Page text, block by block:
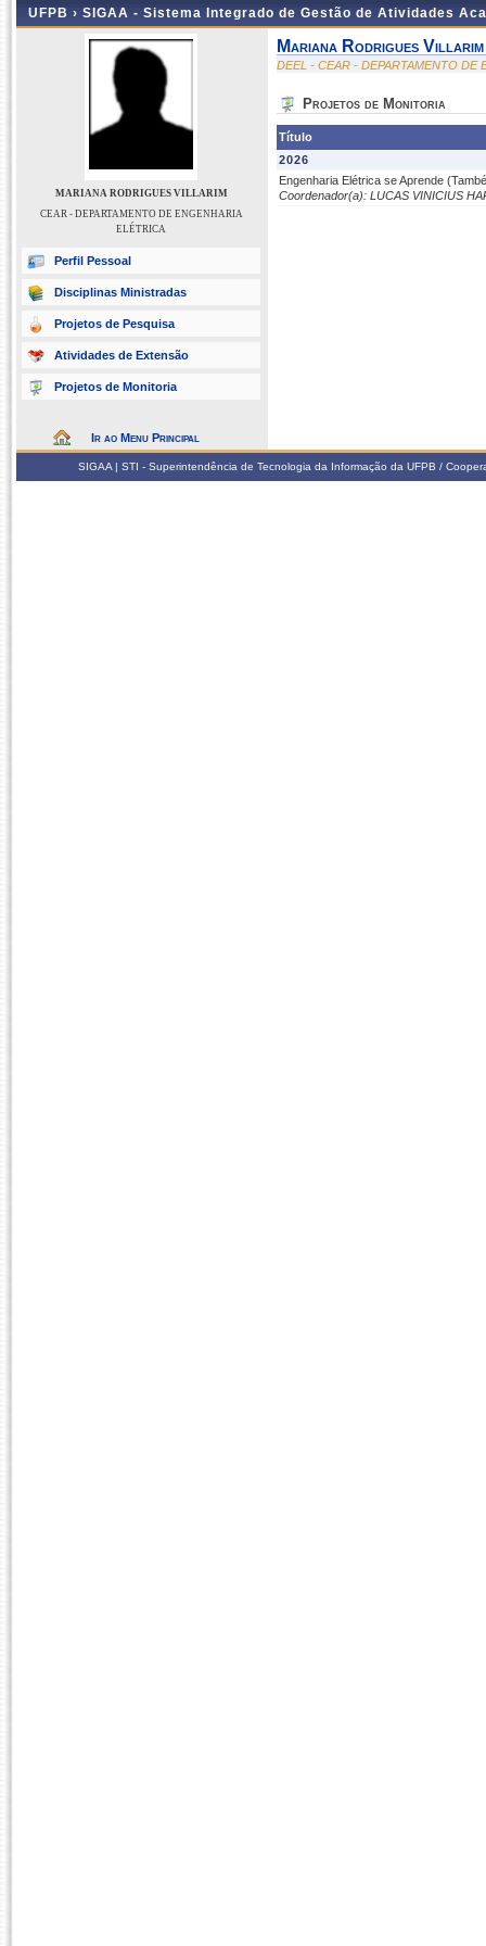
UFPB › SIGAA - Sistema Integrado de Gestão de Atividades
MARIANA RODRIGUES VILLARIM
CEAR - DEPARTAMENTO DE ENGENHARIA
ELÉTRICA
Perfil Pessoal
Disciplinas Ministradas
Projetos de Pesquisa
Atividades de Extensão
Projetos de Monitoria
Ir ao Menu Principal
Mariana Rodrigues Villarim
DEEL - CEAR - DEPARTAMENTO DE
Projetos de Monitoria
Título
2026
Engenharia Elétrica se Aprende
Coordenador(a): LUCAS VINICIUS
SIGAA | STI - Superintendência de Tecnologia da Informação da UFPB /